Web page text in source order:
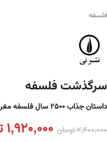
فلسفه
سرگذشت فلسفه
داستان جذاب ۲۵۰۰ سال فلسفه مغرب زمین، از یونان باستان تاکنون
2,400,000تومان 1,920,000